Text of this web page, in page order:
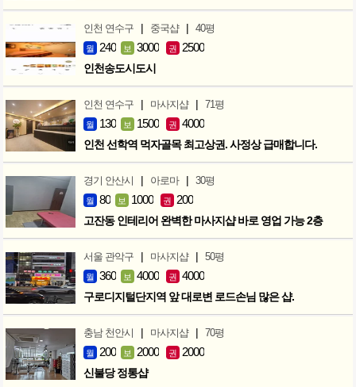
인천 연수구 | 중국샵 | 40평
월 240 보 3000 권 2500
인천송도시도시
인천 연수구 | 마사지샵 | 71평
월 130 보 1500 권 4000
인천 선학역 먹자골목 최고상권. 사정상 급매합니다.
경기 안산시 | 아로마 | 30평
월 80 보 1000 권 200
고잔동 인테리어 완벽한 마사지샵 바로 영업 가능 2층
서울 관악구 | 마사지샵 | 50평
월 360 보 4000 권 4000
구로디지털단지역 앞 대로변 로드손님 많은 샵.
충남 천안시 | 마사지샵 | 70평
월 200 보 2000 권 2000
신불당 정통샵